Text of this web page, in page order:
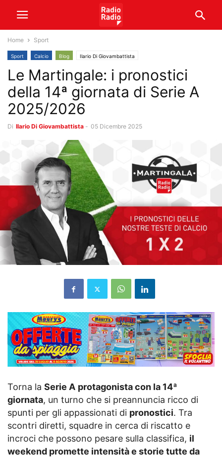
Home Sport
Sport Calcio Blog Ilario Di Giovambattista
Le Martingale: i pronostici
della 14ª giornata di Serie A
2025/2026
Di Ilario Di Giovambattista - 05 Dicembre 2025
Torna la Serie A protagonista con la 14ª
giornata, un turno che si preannuncia ricco di
spunti per gli appassionati di pronostici. Tra
scontri diretti, squadre in cerca di riscatto e
incroci che possono pesare sulla classifica, il
weekend promette intensità e storie tutte da